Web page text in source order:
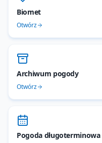
--
--
Biomet
Otwórz
Archiwum pogody
Otwórz
Pogoda długoterminowa